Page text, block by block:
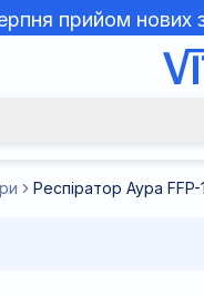
прийом нових